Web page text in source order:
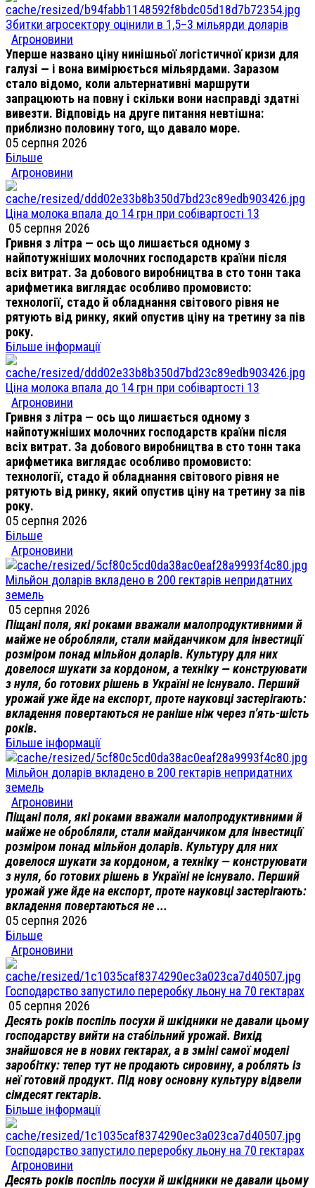
Збитки агросектору оцінили в 1,5–3 мільярди доларів
Агроновини
Уперше названо ціну нинішньої логістичної кризи для
галузі — і вона вимірюється мільярдами. Заразом
стало відомо, коли альтернативні маршрути
запрацюють на повну і скільки вони насправді здатні
вивезти. Відповідь на друге питання невтішна:
приблизно половину того, що давало море.
05 серпня 2026
Більше
Агроновини
Ціна молока впала до 14 грн при собівартості 13
05 серпня 2026
Гривня з літра — ось що лишається одному з
найпотужніших молочних господарств країни після
всіх витрат. За добового виробництва в сто тонн така
арифметика виглядає особливо промовисто:
технології, стадо й обладнання світового рівня не
рятують від ринку, який опустив ціну на третину за пів
року.
Більше інформації
Ціна молока впала до 14 грн при собівартості 13
Агроновини
Гривня з літра — ось що лишається одному з
найпотужніших молочних господарств країни після
всіх витрат. За добового виробництва в сто тонн така
арифметика виглядає особливо промовисто:
технології, стадо й обладнання світового рівня не
рятують від ринку, який опустив ціну на третину за пів
року.
05 серпня 2026
Більше
Агроновини
Мільйон доларів вкладено в 200 гектарів непридатних
земель
05 серпня 2026
Піщані поля, які роками вважали малопродуктивними й
майже не обробляли, стали майданчиком для інвестиції
розміром понад мільйон доларів. Культуру для них
довелося шукати за кордоном, а техніку — конструювати
з нуля, бо готових рішень в Україні не існувало. Перший
урожай уже йде на експорт, проте науковці застерігають:
вкладення повертаються не раніше ніж через п'ять-шість
років.
Більше інформації
Мільйон доларів вкладено в 200 гектарів непридатних
земель
Агроновини
Піщані поля, які роками вважали малопродуктивними й
майже не обробляли, стали майданчиком для інвестиції
розміром понад мільйон доларів. Культуру для них
довелося шукати за кордоном, а техніку — конструювати
з нуля, бо готових рішень в Україні не існувало. Перший
урожай уже йде на експорт, проте науковці застерігають:
вкладення повертаються не ...
05 серпня 2026
Більше
Агроновини
Господарство запустило переробку льону на 70 гектарах
05 серпня 2026
Десять років поспіль посухи й шкідники не давали цьому
господарству вийти на стабільний урожай. Вихід
знайшовся не в нових гектарах, а в зміні самої моделі
заробітку: тепер тут не продають сировину, а роблять із
неї готовий продукт. Під нову основну культуру відвели
сімдесят гектарів.
Більше інформації
Господарство запустило переробку льону на 70 гектарах
Агроновини
Десять років поспіль посухи й шкідники не давали цьому